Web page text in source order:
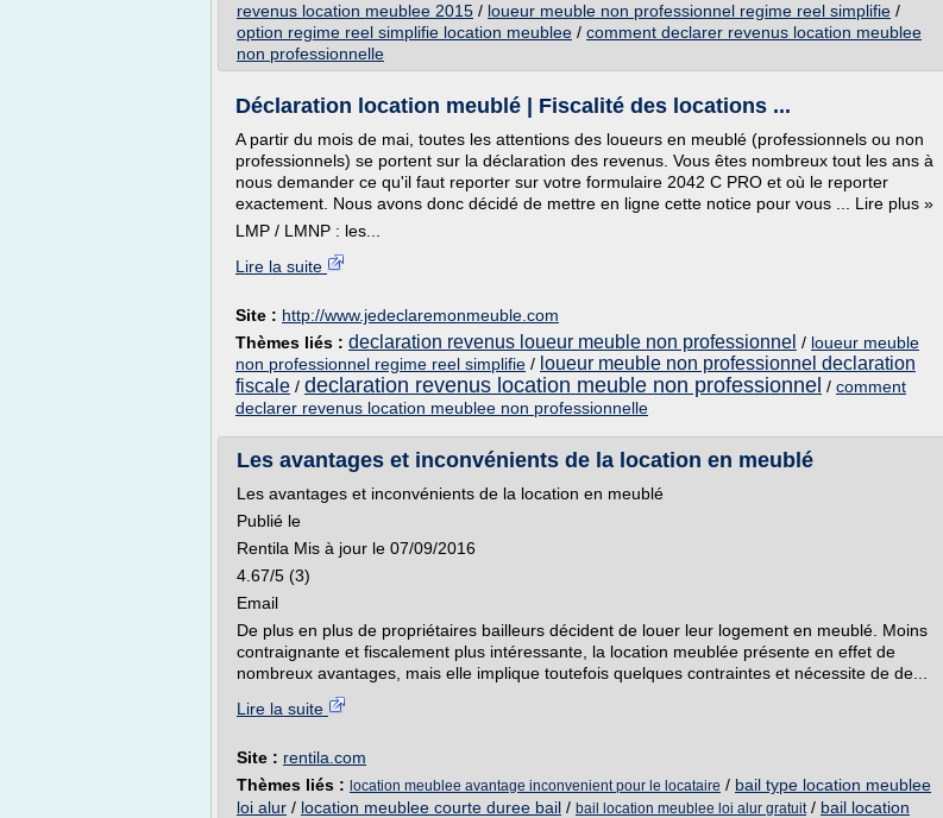
revenus location meublee 2015 / loueur meuble non professionnel regime reel simplifie /
option regime reel simplifie location meublee / comment declarer revenus location meublee
non professionnelle
Déclaration location meublé | Fiscalité des locations ...
A partir du mois de mai, toutes les attentions des loueurs en meublé (professionnels ou non
professionnels) se portent sur la déclaration des revenus. Vous êtes nombreux tout les ans à
nous demander ce qu'il faut reporter sur votre formulaire 2042 C PRO et où le reporter
exactement. Nous avons donc décidé de mettre en ligne cette notice pour vous ... Lire plus »
LMP / LMNP : les...
Lire la suite
Site : http://www.jedeclaremonmeuble.com
Thèmes liés : declaration revenus loueur meuble non professionnel / loueur meuble
non professionnel regime reel simplifie / loueur meuble non professionnel declaration
fiscale / declaration revenus location meuble non professionnel / comment
declarer revenus location meublee non professionnelle
Les avantages et inconvénients de la location en meublé
Les avantages et inconvénients de la location en meublé
Publié le
Rentila Mis à jour le 07/09/2016
4.67/5 (3)
Email
De plus en plus de propriétaires bailleurs décident de louer leur logement en meublé. Moins
contraignante et fiscalement plus intéressante, la location meublée présente en effet de
nombreux avantages, mais elle implique toutefois quelques contraintes et nécessite de de...
Lire la suite
Site : rentila.com
Thèmes liés : location meublee avantage inconvenient pour le locataire / bail type location meublee
loi alur / location meublee courte duree bail / bail location meublee loi alur gratuit/ bail location